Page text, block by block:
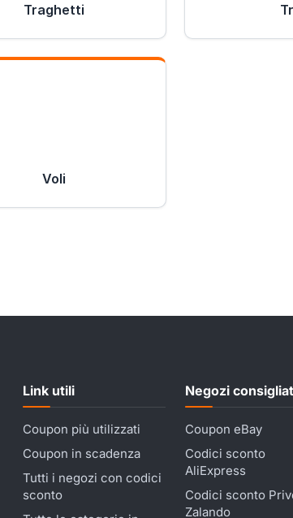
Traghetti
Voli
Link utili
Coupon più utilizzati
Coupon in scadenza
Tutti i negozi con codici
sconto
Negozi
Coupon eBay
Codici sconto
AliExpress
Codici sconto
Zalando